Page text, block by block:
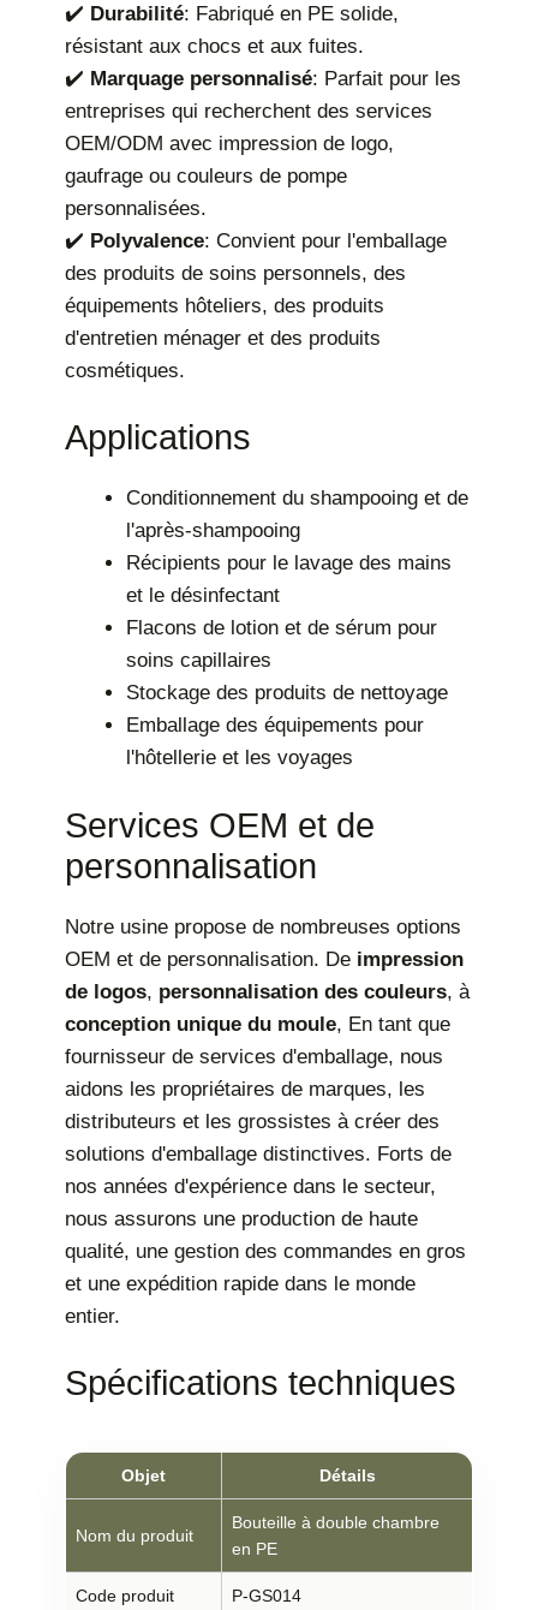
✔️ Durabilité: Fabriqué en PE solide,
résistant aux chocs et aux fuites.
✔️ Marquage personnalisé: Parfait pour les
entreprises qui recherchent des services
OEM/ODM avec impression de logo,
gaufrage ou couleurs de pompe
personnalisées.
✔️ Polyvalence: Convient pour l'emballage
des produits de soins personnels, des
équipements hôteliers, des produits
d'entretien ménager et des produits
cosmétiques.
Applications
Conditionnement du shampooing et de
l'après-shampooing
Récipients pour le lavage des mains
et le désinfectant
Flacons de lotion et de sérum pour
soins capillaires
Stockage des produits de nettoyage
Emballage des équipements pour
l'hôtellerie et les voyages
Services OEM et de
personnalisation
Notre usine propose de nombreuses options
OEM et de personnalisation. De impression
de logos, personnalisation des couleurs, à
conception unique du moule, En tant que
fournisseur de services d'emballage, nous
aidons les propriétaires de marques, les
distributeurs et les grossistes à créer des
solutions d'emballage distinctives. Forts de
nos années d'expérience dans le secteur,
nous assurons une production de haute
qualité, une gestion des commandes en gros
et une expédition rapide dans le monde
entier.
Spécifications techniques
Objet Détails
Nom du produit
Bouteille à double chambre
en PE
Code produit P-GS014